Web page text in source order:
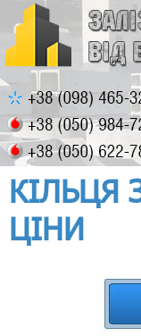
КІЛЬЦЯ
ЦІНИ